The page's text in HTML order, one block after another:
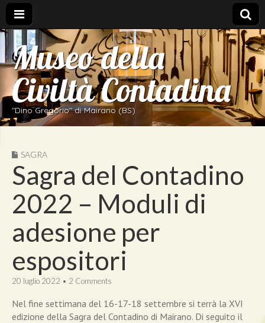
Museo della
Civiltà Contadina
"Dino Gregorio" di Mairano (BS)
SAGRA
Sagra del Contadino
2022 – Moduli di
adesione per
espositori
20 luglio 2022 • 2 Comments
Nel fine settimana del 16-17-18 settembre si terrà la XVI
edizione della Sagra del Contadino di Mairano. Di seguito il